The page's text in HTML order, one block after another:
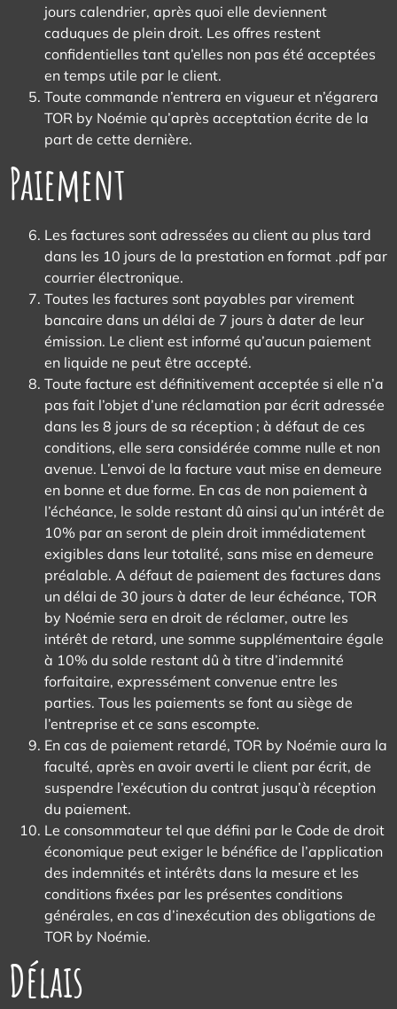
jours calendrier, après quoi elle deviennent
caduques de plein droit. Les offres restent
confidentielles tant qu’elles non pas été acceptées
en temps utile par le client.
Toute commande n’entrera en vigueur et n’égarera
TOR by Noémie qu’après acceptation écrite de la
part de cette dernière.
Paiement
Les factures sont adressées au client au plus tard
dans les 10 jours de la prestation en format .pdf par
courrier électronique.
Toutes les factures sont payables par virement
bancaire dans un délai de 7 jours à dater de leur
émission. Le client est informé qu’aucun paiement
en liquide ne peut être accepté.
Toute facture est définitivement acceptée si elle n’a
pas fait l’objet d’une réclamation par écrit adressée
dans les 8 jours de sa réception ; à défaut de ces
conditions, elle sera considérée comme nulle et non
avenue. L’envoi de la facture vaut mise en demeure
en bonne et due forme. En cas de non paiement à
l’échéance, le solde restant dû ainsi qu’un intérêt de
10% par an seront de plein droit immédiatement
exigibles dans leur totalité, sans mise en demeure
préalable. A défaut de paiement des factures dans
un délai de 30 jours à dater de leur échéance, TOR
by Noémie sera en droit de réclamer, outre les
intérêt de retard, une somme supplémentaire égale
à 10% du solde restant dû à titre d’indemnité
forfaitaire, expressément convenue entre les
parties. Tous les paiements se font au siège de
l’entreprise et ce sans escompte.
En cas de paiement retardé, TOR by Noémie aura la
faculté, après en avoir averti le client par écrit, de
suspendre l’exécution du contrat jusqu’à réception
du paiement.
Le consommateur tel que défini par le Code de droit
économique peut exiger le bénéfice de l’application
des indemnités et intérêts dans la mesure et les
conditions fixées par les présentes conditions
générales, en cas d’inexécution des obligations de
TOR by Noémie.
Délais